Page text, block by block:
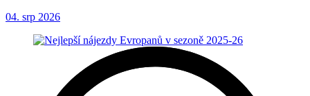
04. srp 2026